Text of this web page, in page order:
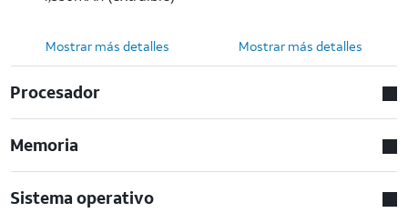
Mostrar más detalles Mostrar más detalles
Procesador
Memoria
Sistema operativo